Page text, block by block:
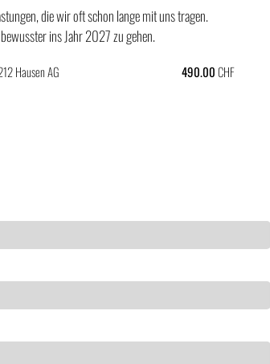
die wir oft schon lange mit uns tragen.
ins Jahr 2027 zu gehen.
Hausen AG 490.00CHF